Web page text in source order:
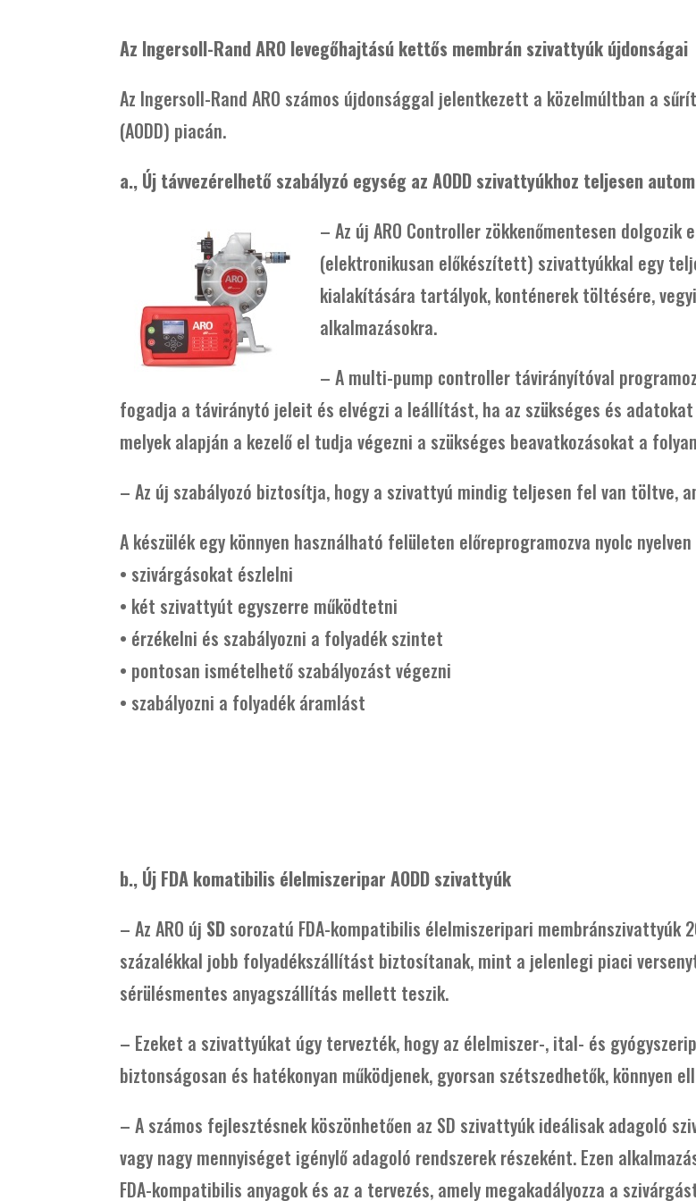
Az Ingersoll-Rand ARO levegőhajtású kettős membrán szivattyúk újdonságai
Az Ingersoll-Rand ARO számos újdonsággal jelentkezett a közelmúltban a
(AODD) piacán.
a., Új távvezérelhető szabályzó egység az AODD szivattyúkhoz teljesen
– Az új ARO Controller zökkenőmentesen dolgozik
(elektronikusan előkészített) szivattyúkkal egy
kialakítására tartályok, konténerek töltésére,
alkalmazásokra.
– A multi-pump controller távirányítóval
fogadja a táviránytó jeleit és elvégzi a leállítást, ha az szükséges és
melyek alapján a kezelő el tudja végezni a szükséges beavatkozásokat a
– Az új szabályozó biztosítja, hogy a szivattyú mindig teljesen fel van töltve,
A készülék egy könnyen használható felületen előreprogramozva nyolc
• szivárgásokat észlelni
• két szivattyút egyszerre működtetni
• érzékelni és szabályozni a folyadék szintet
• pontosan ismételhető szabályozást végezni
• szabályozni a folyadék áramlást
b., Új FDA komatibilis élelmiszeripar AODD szivattyúk
– Az ARO új SD sorozatú FDA-kompatibilis élelmiszeripari membránszivattyúk
százalékkal jobb folyadékszállítást biztosítanak, mint a jelenlegi piaci
sérülésmentes anyagszállítás mellett teszik.
– Ezeket a szivattyúkat úgy tervezték, hogy az élelmiszer-, ital- és
biztonságosan és hatékonyan működjenek, gyorsan szétszedhetők,
– A számos fejlesztésnek köszönhetően az SD szivattyúk ideálisak adagoló
vagy nagy mennyiséget igénylő adagoló rendszerek részeként. Ezen
FDA-kompatibilis anyagok és az a tervezés, amely megakadályozza a